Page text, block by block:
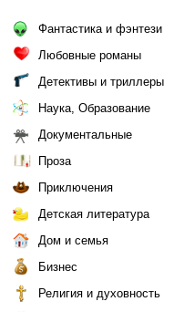
Фантастика и фэнтези
Любовные романы
Детективы и триллеры
Наука, Образование
Документальные
Проза
Приключения
Детская литература
Дом и семья
Бизнес
Религия и духовность